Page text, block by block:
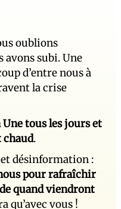
oublions
avons subi. Une
d’entre nous à
la crise
Une tous les jours et
chaud.
désinformation :
pour rafraîchir
quand viendront
qu’avec vous !